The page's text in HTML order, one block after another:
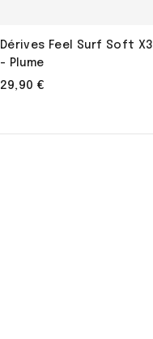
Dérives Feel Surf Soft X3
- Plume
29,90 €